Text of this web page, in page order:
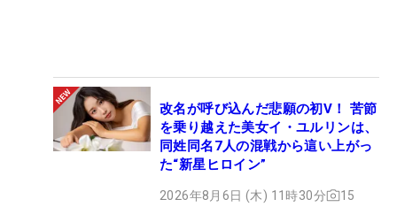
改名が呼び込んだ悲願の初V！ 苦節
を乗り越えた美女イ・ユルリンは、
同姓同名7人の混戦から這い上がっ
た“新星ヒロイン”
2026年8月6日 (木) 11時30分 15